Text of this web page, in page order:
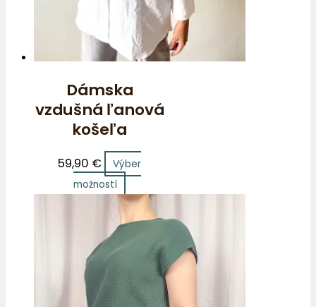
Dámska
vzdušná ľanová
košeľa
59,90 €
Výber
možností